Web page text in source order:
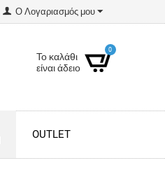
Ο Λογαριασμός μου
Το καλάθι
είναι άδειο
0
OUTLET